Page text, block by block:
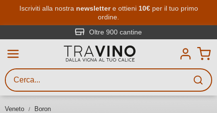
Passa al contenuto principale
Iscriviti alla nostra newslettere ottieni 10€per il tuo primo
ordine.
Oltre 900 cantine
Veneto Boron
Ricerca vini
Inserisci almeno 3 caratteri
gusto, occasione, nome del vino,